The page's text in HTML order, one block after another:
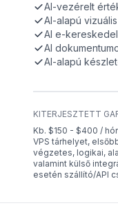
AI-vezérelt
AI-alapú
AI e-
AI
AI-alapú
KITERJESZTETT
Kb. $150 - $400 /
VPS tárhelyet,
végzetes, logikai,
valamint külső
esetén szállító/API